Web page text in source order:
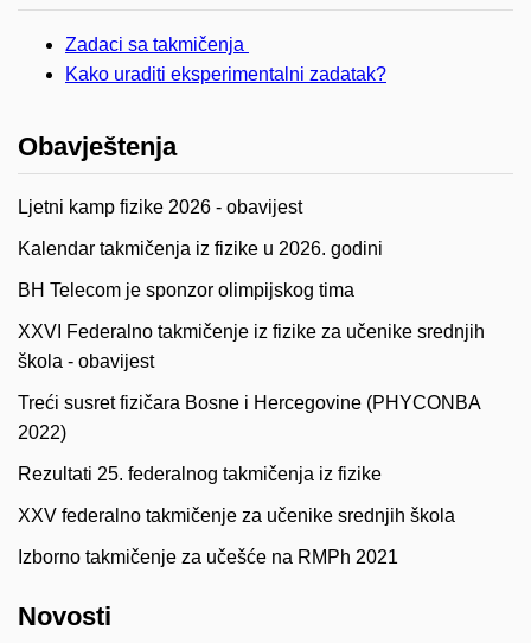
Zadaci sa takmičenja
Kako uraditi eksperimentalni zadatak?
Obavještenja
Ljetni kamp fizike 2026 - obavijest
Kalendar takmičenja iz fizike u 2026. godini
BH Telecom je sponzor olimpijskog tima
XXVI Federalno takmičenje iz fizike za učenike srednjih
škola - obavijest
Treći susret fizičara Bosne i Hercegovine (PHYCONBA
2022)
Rezultati 25. federalnog takmičenja iz fizike
XXV federalno takmičenje za učenike srednjih škola
Izborno takmičenje za učešće na RMPh 2021
Novosti